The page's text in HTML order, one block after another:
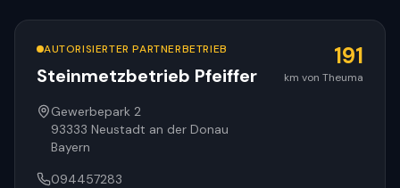
AUTORISIERTER PARTNERBETRIEB
Steinmetzbetrieb Pfeiffer
191
km von Theuma
Gewerbepark 2
93333 Neustadt an der Donau
Bayern
094457283